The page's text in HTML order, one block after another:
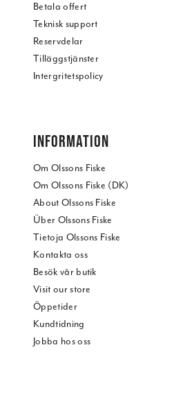
Betala offert
Teknisk support
Reservdelar
Tilläggstjänster
Intergritetspolicy
INFORMATION
Om Olssons Fiske
Om Olssons Fiske (DK)
About Olssons Fiske
Über Olssons Fiske
Tietoja Olssons Fiske
Kontakta oss
Besök vår butik
Visit our store
Öppetider
Kundtidning
Jobba hos oss